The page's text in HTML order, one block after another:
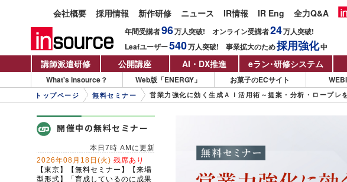
会社概要 採用情報 新作研修 ニュース IR情報 IR Eng 全力Q&A
年間受講者96万人突破! オンライン受講者24万人突破!
Leafユーザー540万人突破! 事業拡大のため採用強化中
講師派遣研修
公開講座 AI・DX推進 eラン・研修システム
What's insource？ Web版「ENERGY」 お菓子のECサイト
トップページ 無料セミナー 営業力強化に効く生成ＡＩ活用術～提案・分析・ロープレ
開催中の無料セミナー